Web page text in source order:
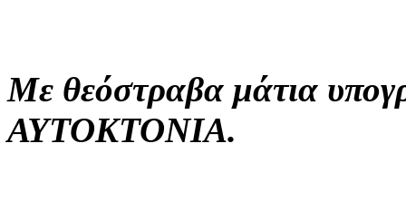
Με θεόστραβα μάτια
ΑΥΤΟΚΤΟΝΙΑ.